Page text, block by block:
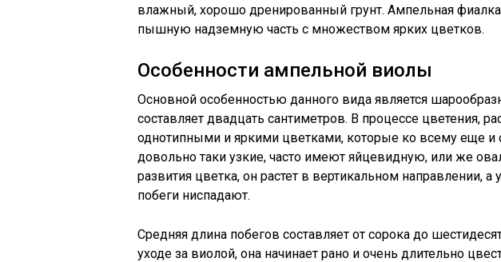
влажный, хорошо дренированный грунт. Ампельная фиалка
пышную надземную часть с множеством ярких цветков.
Особенности ампельной виолы
Основной особенностью данного вида является
составляет двадцать сантиметров. В процессе цветения,
однотипными и яркими цветками, которые ко всему еще и
довольно таки узкие, часто имеют яйцевидную, или же
развития цветка, он растет в вертикальном направлении,
побеги ниспадают.
Средняя длина побегов составляет от сорока до
уходе за виолой, она начинает рано и очень длительно